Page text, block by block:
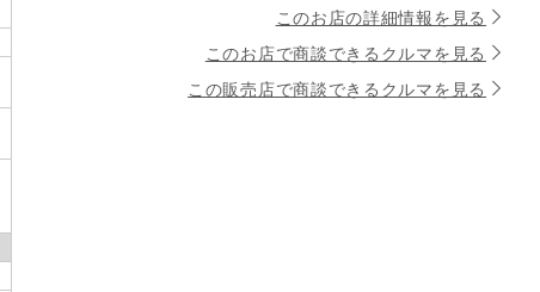
このお店の詳細情報を見る
このお店で商談できるクルマを見る
この販売店で商談できるクルマを見る